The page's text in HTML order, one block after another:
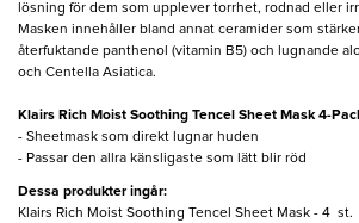
lösning för dem som upplever torrhet, rodnad eller
Masken innehåller bland annat ceramider som
återfuktande panthenol (vitamin B5) och lugnande
och Centella Asiatica.
Klairs Rich Moist Soothing Tencel Sheet Mask 4-
- Sheetmask som direkt lugnar huden
- Passar den allra känsligaste som lätt blir röd
Dessa produkter ingår:
Klairs Rich Moist Soothing Tencel Sheet Mask - 4 st.